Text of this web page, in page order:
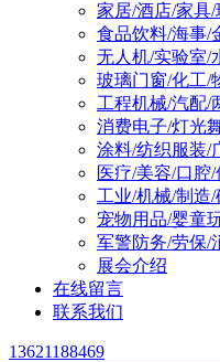
家居/酒店/家具/
食品饮料/海事/
无人机/实验室/
玻璃门窗/化工/
工程机械/汽配/
消费电子/灯光
涂料/纺织服装/
医疗/美容/口腔/
工业/机械/制造/
宠物用品/婴童
军警防务/劳保/
展会介绍
在线留言
联系我们
13621188469